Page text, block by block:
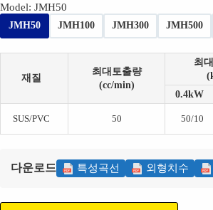
Model: JMH50
JMH50 JMH100 JMH300 JMH500
재질
최대토출량
(cc/min)
최
0.4kW
SUS/PVC 50 50/10
다운로드 특성곡선 외형치수